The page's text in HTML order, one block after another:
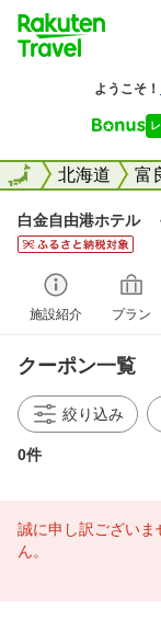
全国北海道 富
全国
白金自由港ホテル
施設紹介 プラン
クーポン一覧
絞り込み
0件
誠に申し訳ござい
ん。